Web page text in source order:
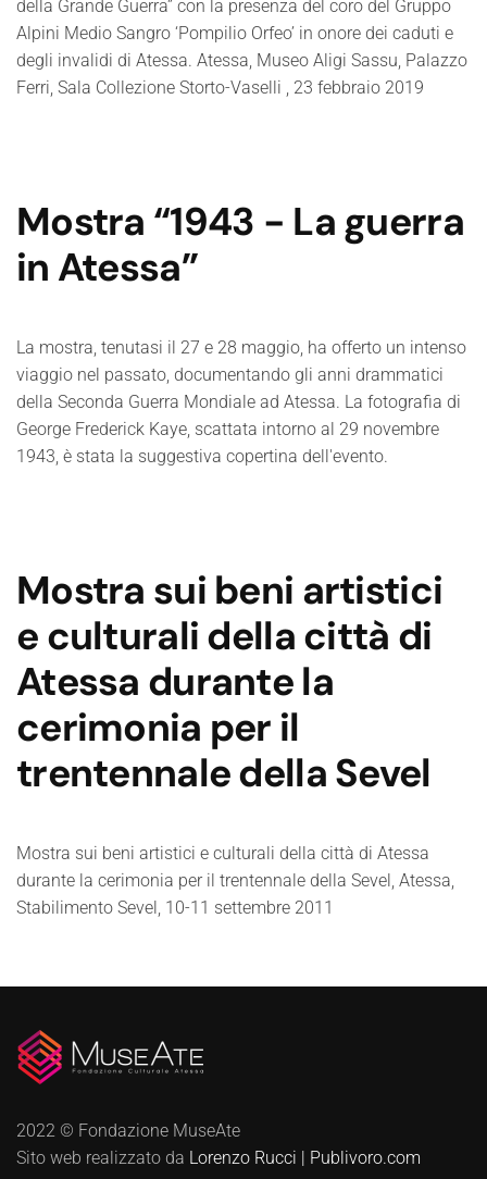
della Grande Guerra” con la presenza del coro del Gruppo
Alpini Medio Sangro ‘Pompilio Orfeo’ in onore dei caduti e
degli invalidi di Atessa. Atessa, Museo Aligi Sassu, Palazzo
Ferri, Sala Collezione Storto-Vaselli , 23 febbraio 2019
Mostra “1943 - La guerra
in Atessa”
La mostra, tenutasi il 27 e 28 maggio, ha offerto un intenso
viaggio nel passato, documentando gli anni drammatici
della Seconda Guerra Mondiale ad Atessa. La fotografia di
George Frederick Kaye, scattata intorno al 29 novembre
1943, è stata la suggestiva copertina dell'evento.
Mostra sui beni artistici
e culturali della città di
Atessa durante la
cerimonia per il
trentennale della Sevel
Mostra sui beni artistici e culturali della città di Atessa
durante la cerimonia per il trentennale della Sevel, Atessa,
Stabilimento Sevel, 10-11 settembre 2011
2022 © Fondazione MuseAte
Sito web realizzato da Lorenzo Rucci | Publivoro.com